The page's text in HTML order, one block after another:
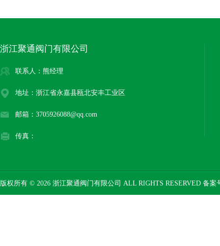
浙江聚通阀门有限公司
联系人：熊经理
地址：浙江省永嘉县瓯北安丰工业区
邮箱：3705926088@qq.com
传真：
版权所有 © 2026 浙江聚通阀门有限公司 ALL RIGHTS RESERVED 备案